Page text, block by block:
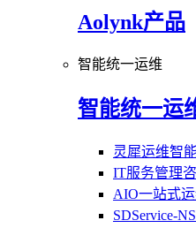
Aolynk产品
智能统一运维
智能统一运
灵犀运维智
IT服务管理
AIO一站式
SDService-